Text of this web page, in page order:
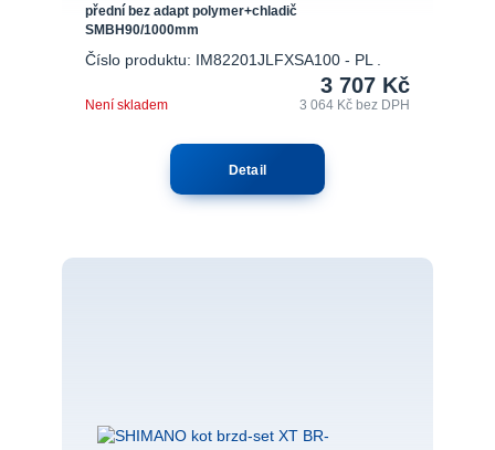
přední bez adapt polymer+chladič
SMBH90/1000mm
Číslo produktu: IM82201JLFXSA100 - PL .
3 707 Kč
3 064 Kčbez DPH
Není skladem
Detail